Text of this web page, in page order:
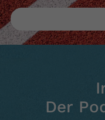
Der